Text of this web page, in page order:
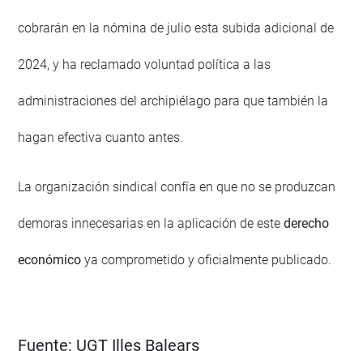
cobrarán en la nómina de julio esta subida adicional de
2024, y ha reclamado voluntad política a las
administraciones del archipiélago para que también la
hagan efectiva cuanto antes.
La organización sindical confía en que no se produzcan
demoras innecesarias en la aplicación de estederecho
económico ya comprometido y oficialmente publicado.
Fuente: UGT Illes Balears